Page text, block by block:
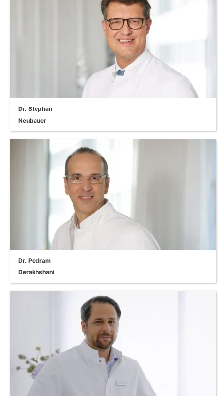
Dr. Stephan
Neubauer
Dr. Pedram
Derakhshani